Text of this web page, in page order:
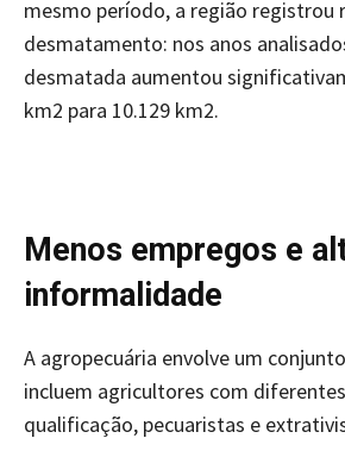
mesmo período, a região registrou
desmatamento: nos anos
desmatada aumentou
km2 para 10.129 km2.
Menos empregos e
informalidade
A agropecuária envolve um
incluem agricultores com
qualificação, pecuaristas e